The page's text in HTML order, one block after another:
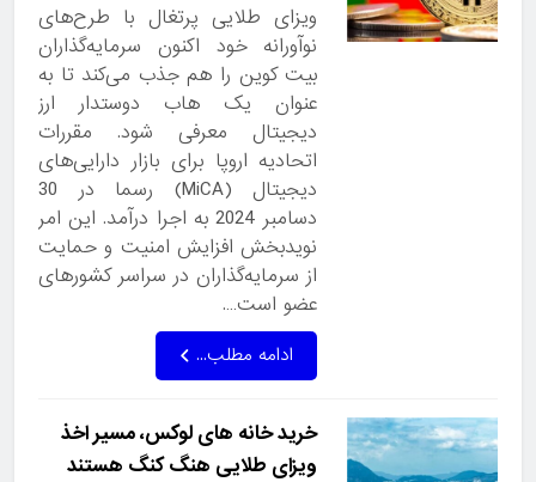
ویزای طلایی پرتغال با طرح‌های
نوآورانه خود اکنون سرمایه‌گذاران
بیت کوین را هم جذب می‌کند تا به
عنوان یک هاب دوستدار ارز
دیجیتال معرفی شود. مقررات
اتحادیه اروپا برای بازار دارایی‌های
دیجیتال (MiCA) رسما در 30
دسامبر 2024 به اجرا درآمد. این امر
نویدبخش افزایش امنیت و حمایت
از سرمایه‌گذاران در سراسر کشورهای
عضو است….
ادامه مطلب...
خرید خانه های لوکس، مسیر اخذ
ویزای طلایی هنگ کنگ هستند